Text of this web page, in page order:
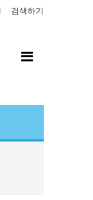
검색하기
전